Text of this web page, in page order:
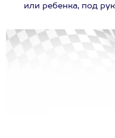
или ребенка, под